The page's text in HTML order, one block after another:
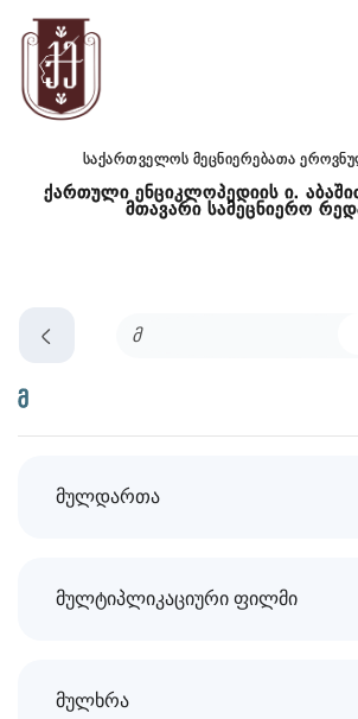
საქართველოს მეცნიერებათა
ქართული ენციკლოპედიის ი.
მთავარი სამეცნიერო
მ
მულდართა
მულტიპლიკაციური ფილმი
მულხრა